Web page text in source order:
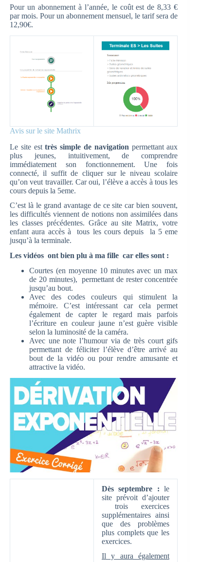
Pour un abonnement à l’année, le coût est de 8,33 €
par mois. Pour un abonnement mensuel, le tarif sera de
12,90€.
Avis sur le site Mathrix
Le site esttrès simple de navigation permettant aux
plus jeunes, intuitivement, de comprendre
immédiatement son fonctionnement. Une fois
connecté, il suffit de cliquer sur le niveau scolaire
qu’on veut travailler. Car oui, l’élève a accès à tous les
cours depuis la 5eme.
C’est là le grand avantage de ce site car bien souvent,
les difficultés viennent de notions non assimilées dans
les classes précédentes. Grâce au site Matrix, votre
enfant aura accès à tous les cours depuis la 5 eme
jusqu’à la terminale.
Les vidéos ont bien plu à ma fille car elles sont :
Courtes (en moyenne 10 minutes avec un max
de 20 minutes), permettant de rester concentrée
jusqu’au bout.
Avec des codes couleurs qui stimulent la
mémoire. C’est intéressant car cela permet
également de capter le regard mais parfois
l’écriture en couleur jaune n’est guère visible
selon la luminosité de la caméra.
Avec une note l’humour via de très court gifs
permettant de féliciter l’élève d’être arrivé au
bout de la vidéo ou pour rendre amusante et
attractive la vidéo.
Dès septembre : le
site prévoit d’ajouter
trois exercices
supplémentaires ainsi
que des problèmes
plus complets que les
exercices.
Il y aura également